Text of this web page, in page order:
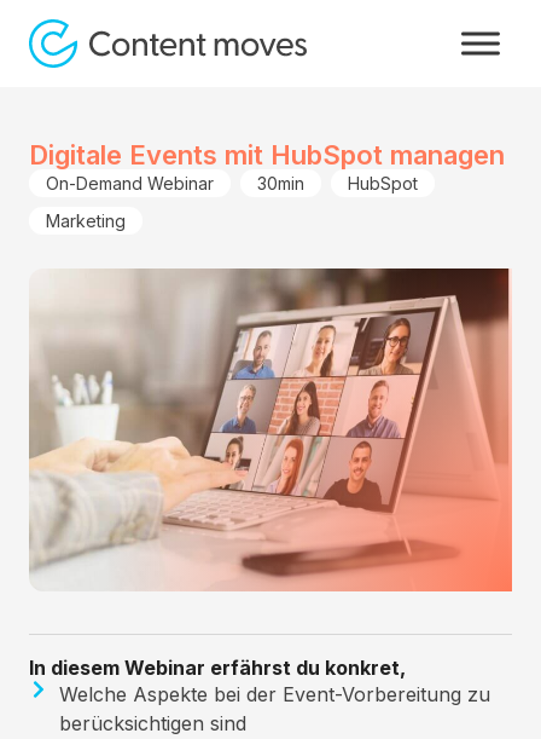
Digitale Events mit HubSpot managen
On-Demand Webinar 30min
HubSpot
Marketing
In diesem Webinar erfährst du konkret,
Welche Aspekte bei der Event-Vorbereitung zu
berücksichtigen sind